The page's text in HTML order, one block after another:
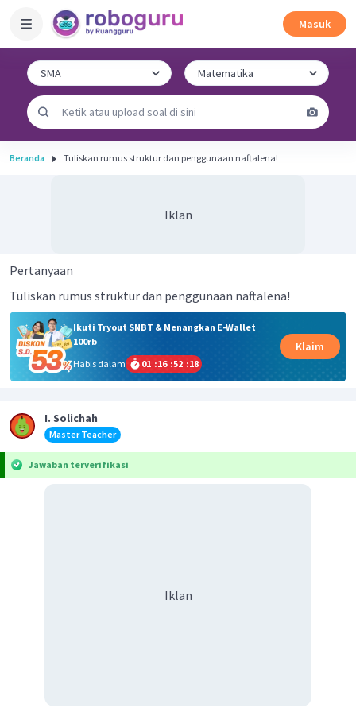
Masuk
Beranda Tuliskan rumus struktur dan penggunaan naftalena!
Iklan
Pertanyaan
Tuliskan rumus struktur dan penggunaan naftalena!
Ikuti Tryout SNBT & Menangkan E-Wallet
100rb
Habis dalam
01 :16 :52 :18
Klaim
I. Solichah
Master Teacher
Jawaban terverifikasi
Iklan